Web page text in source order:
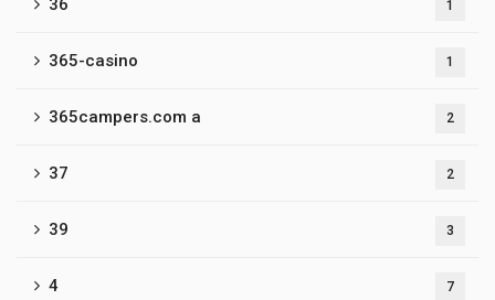
36 1
365-casino 1
365campers.com a 2
37 2
39 3
4 7